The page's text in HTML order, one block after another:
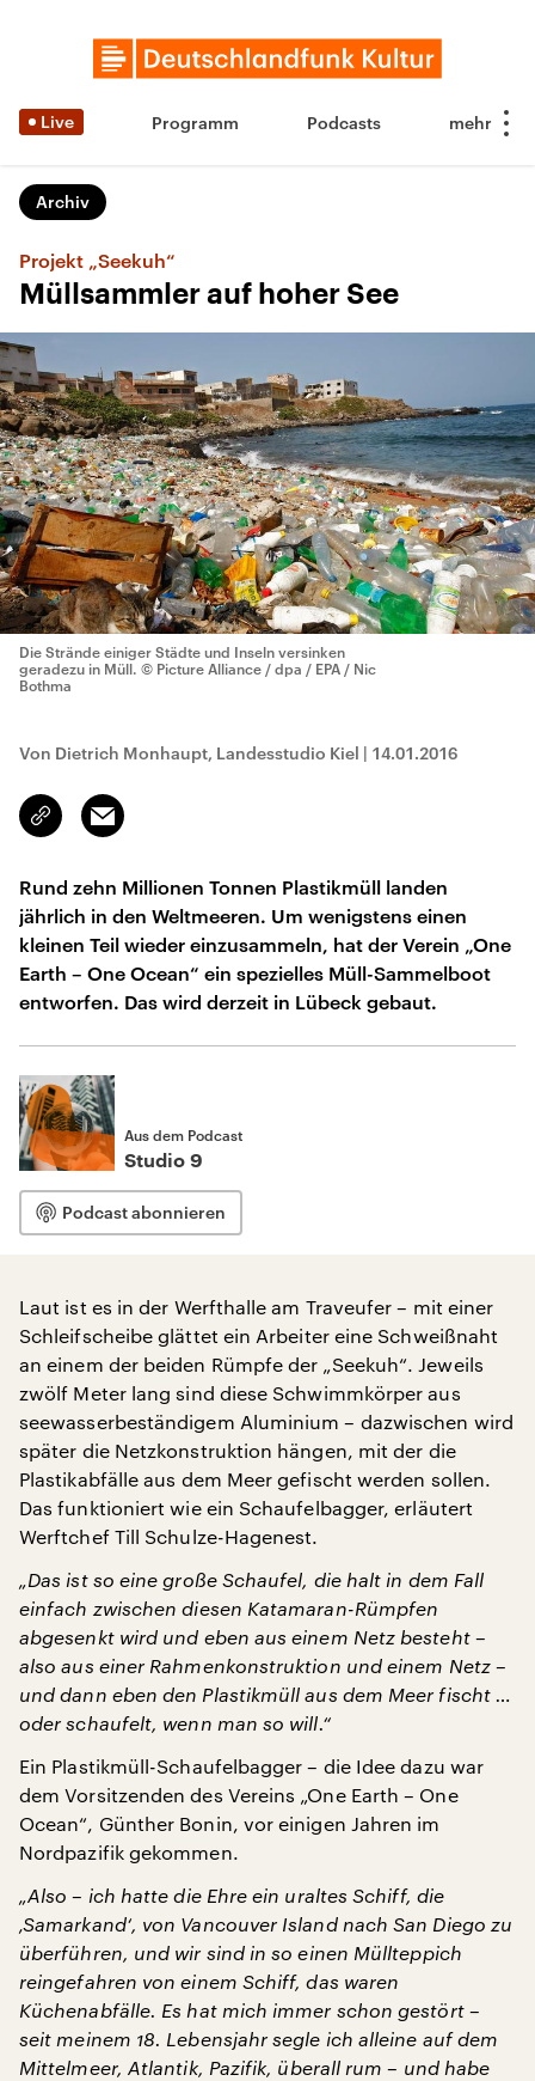
Live Programm Podcasts
Archiv
Projekt „Seekuh“
Müllsammler auf hoher See
Die Strände einiger Städte und Inseln versinken
geradezu in Müll. © Picture Alliance / dpa / EPA / Nic
Bothma
Von Dietrich Monhaupt, Landesstudio Kiel | 14.01.2016
Link
kopieren/teilen
Email
Rund zehn Millionen Tonnen Plastikmüll landen
jährlich in den Weltmeeren. Um wenigstens einen
kleinen Teil wieder einzusammeln, hat der Verein „One
Earth – One Ocean“ ein spezielles Müll-Sammelboot
entworfen. Das wird derzeit in Lübeck gebaut.
Aus dem Podcast
Studio 9
Podcast abonnieren
Laut ist es in der Werfthalle am Traveufer – mit einer
Schleifscheibe glättet ein Arbeiter eine Schweißnaht
an einem der beiden Rümpfe der „Seekuh“. Jeweils
zwölf Meter lang sind diese Schwimmkörper aus
seewasserbeständigem Aluminium – dazwischen wird
später die Netzkonstruktion hängen, mit der die
Plastikabfälle aus dem Meer gefischt werden sollen.
Das funktioniert wie ein Schaufelbagger, erläutert
Werftchef Till Schulze-Hagenest.
„Das ist so eine große Schaufel, die halt in dem Fall
einfach zwischen diesen Katamaran-Rümpfen
abgesenkt wird und eben aus einem Netz besteht –
also aus einer Rahmenkonstruktion und einem Netz –
und dann eben den Plastikmüll aus dem Meer fischt …
oder schaufelt, wenn man so will.“
Ein Plastikmüll-Schaufelbagger – die Idee dazu war
dem Vorsitzenden des Vereins „One Earth – One
Ocean“, Günther Bonin, vor einigen Jahren im
Nordpazifik gekommen.
„Also – ich hatte die Ehre ein uraltes Schiff, die
‚Samarkand‘, von Vancouver Island nach San Diego zu
überführen, und wir sind in so einen Müllteppich
reingefahren von einem Schiff, das waren
Küchenabfälle. Es hat mich immer schon gestört –
seit meinem 18. Lebensjahr segle ich alleine auf dem
Mittelmeer, Atlantik, Pazifik, überall rum – und habe